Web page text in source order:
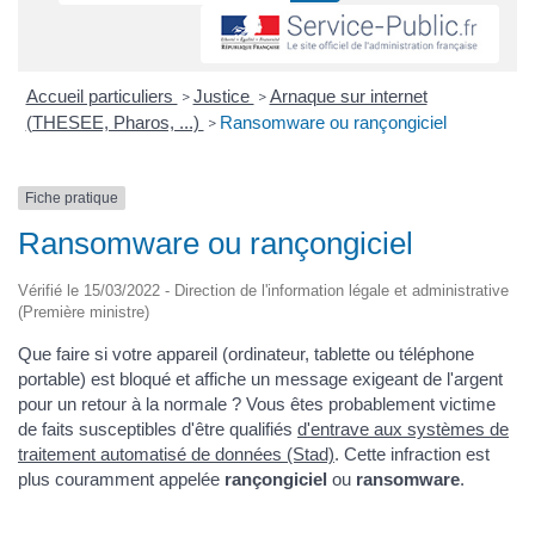
Accueil particuliers > Justice > Arnaque sur internet
(THESEE, Pharos, ...) > Ransomware ou rançongiciel
Fiche pratique
Ransomware ou rançongiciel
Vérifié le 15/03/2022 - Direction de l'information légale et administrative
(Première ministre)
Que faire si votre appareil (ordinateur, tablette ou téléphone
portable) est bloqué et affiche un message exigeant de l'argent
pour un retour à la normale ? Vous êtes probablement victime
de faits susceptibles d'être qualifiés d'entrave aux systèmes de
traitement automatisé de données (Stad). Cette infraction est
plus couramment appelée rançongiciel ou ransomware.